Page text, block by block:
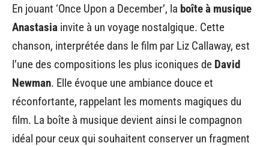
En jouant ‘Once Upon a December’, la boîte à musique
Anastasia invite à un voyage nostalgique. Cette
chanson, interprétée dans le film par Liz Callaway, est
l’une des compositions les plus iconiques de David
Newman. Elle évoque une ambiance douce et
réconfortante, rappelant les moments magiques du
film. La boîte à musique devient ainsi le compagnon
idéal pour ceux qui souhaitent conserver un fragment